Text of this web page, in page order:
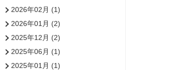
2026年02月 (1)
2026年01月 (2)
2025年12月 (2)
2025年06月 (1)
2025年01月 (1)